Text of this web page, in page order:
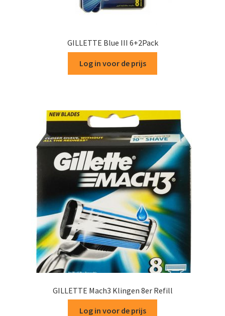
GILLETTE Blue III 6+2Pack
Log in voor de prijs
GILLETTE Mach3 Klingen 8er Refill
Log in voor de prijs